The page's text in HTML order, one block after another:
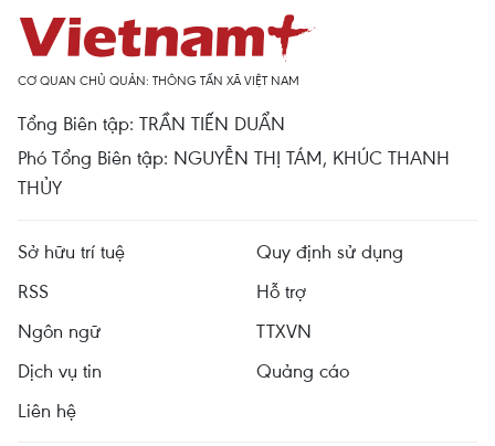
CƠ QUAN CHỦ QUẢN: THÔNG TẤN XÃ VIỆT NAM
Tổng Biên tập: TRẦN TIẾN DUẨN
Phó Tổng Biên tập: NGUYỄN THỊ TÁM, KHÚC THANH
THỦY
Sở hữu trí tuệ
Quy định sử dụng
RSS
Hỗ trợ
Ngôn ngữ
TTXVN
Dịch vụ tin
Quảng cáo
Liên hệ